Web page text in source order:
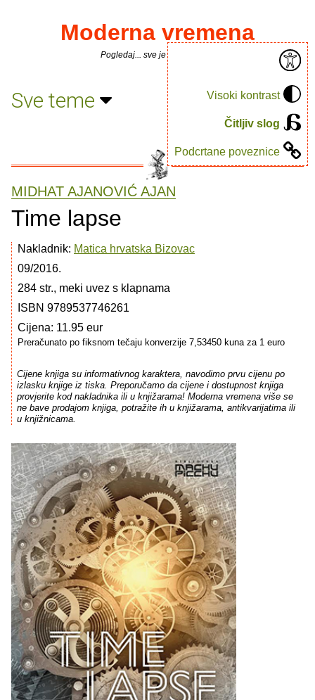
Visoki kontrast
Čitljiv slog
Podcrtane poveznice
Moderna vremena
Pogledaj... sve je puno knjiga.
Sve teme
MIDHAT AJANOVIĆ AJAN
Time lapse
Nakladnik: Matica hrvatska Bizovac
09/2016.
284 str., meki uvez s klapnama
ISBN 9789537746261
Cijena: 11.95 eur
Preračunato po fiksnom tečaju konverzije 7,53450 kuna za 1 euro
Cijene knjiga su informativnog karaktera, navodimo prvu cijenu po
izlasku knjige iz tiska. Preporučamo da cijene i dostupnost knjiga
provjerite kod nakladnika ili u knjižarama! Moderna vremena više se
ne bave prodajom knjiga, potražite ih u knjižarama, antikvarijatima ili
u knjižnicama.